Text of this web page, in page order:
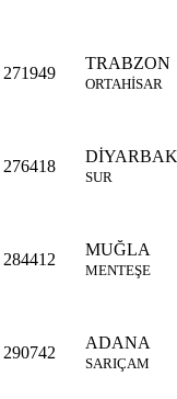
271949
TRABZON
ORTAHİSAR
276418
SUR
284412
MUĞLA
MENTEŞE
290742
ADANA
SARIÇAM